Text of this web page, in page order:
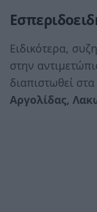
Ειδικότερα,
στην
διαπιστωθεί
Αργολίδας,